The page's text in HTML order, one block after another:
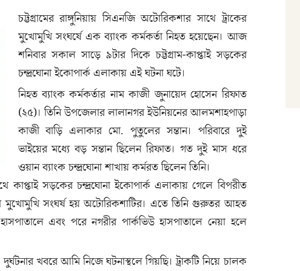
চট্টগ্রামের রাঙ্গুনিয়ায় সিএনজি অটোরিকশার সাথে ট্রাকের
মুখোমুখি সংঘর্ষে এক ব্যাংক কর্মকর্তা নিহত হয়েছেন। আজ
শনিবার সকাল সাড়ে ৯টার দিকে চট্টগ্রাম-কাপ্তাই সড়কের
চন্দ্রঘোনা ইকোপার্ক এলাকায় এই ঘটনা ঘটে।
নিহত ব্যাংক কর্মকর্তার নাম কাজী জুনায়েদ হোসেন রিফাত
(২৫)। তিনি উপজেলার লালানগর ইউনিয়নের আলমশাহপাড়া
কাজী বাড়ি এলাকার মো. পুতুলের সন্তান। পরিবারে দুই
ভাইয়ের মধ্যে বড় সন্তান ছিলেন রিফাত। গত দুই মাস ধরে
ওয়ান ব্যাংক চন্দ্রঘোনা শাখায় কর্মরত ছিলেন তিনি।
কাপ্তাই সড়কের চন্দ্রঘোনা ইকোপার্ক এলাকায় গেলে বিপরীত
মুখোমুখি সংঘর্ষ হয় অটোরিকশাটির। এতে তিনি গুরুতর আহত
এবং পরে নগরীর পার্কভিউ হাসপাতালে নেয়া হলে
খবরে আমি নিজে ঘটনাস্থলে গিয়ছি। ট্রাকটি নিয়ে চালক